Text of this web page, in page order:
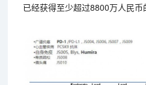
已经获得至少超过8800万人民币